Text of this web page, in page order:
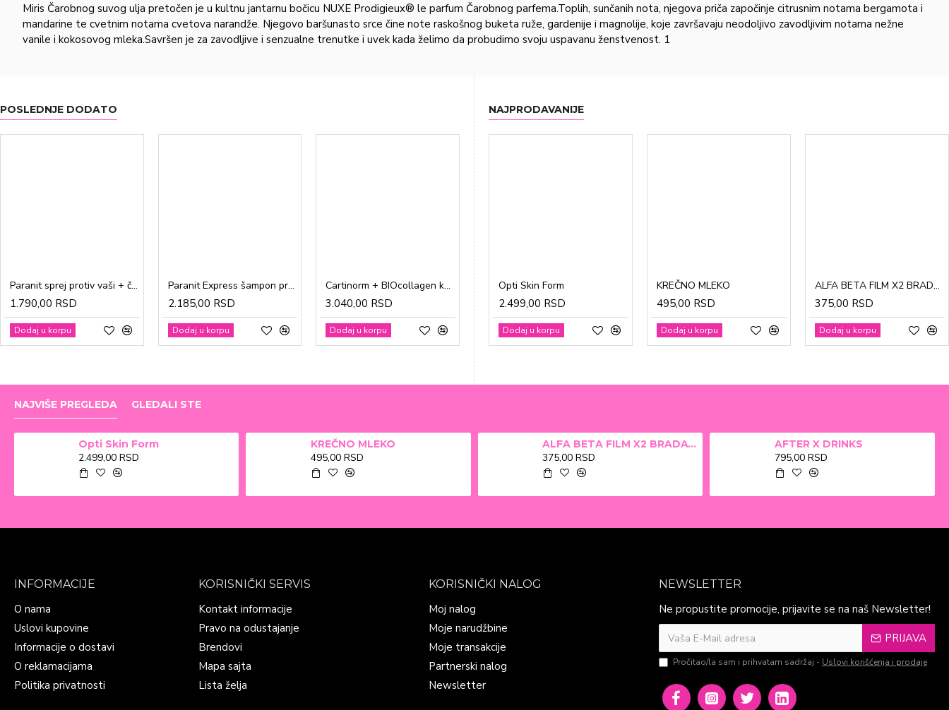
Miris Čarobnog suvog ulja pretočen je u kultnu jantarnu bočicu NUXE Prodigieux® le parfum Čarobnog parfema.Toplih, sunčanih nota, njegova priča započinje citrusnim notama bergamota i
mandarine te cvetnim notama cvetova narandže. Njegovo baršunasto srce čine note raskošnog buketa ruže, gardenije i magnolije, koje završavaju neodoljivo zavodljivim notama nežne
vanile i kokosovog mleka.Savršen je za zavodljive i senzualne trenutke i uvek kada želimo da probudimo svoju uspavanu ženstvenost. 1
POSLEDNJE DODATO
Paranit sprej protiv vaši + češalj 100ml
1.790,00 RSD
Dodaj u korpu
Paranit Express šampon protiv vaši + češalj 200ml
2.185,00 RSD
Dodaj u korpu
Cartinorm + BIOcollagen kesice a20
3.040,00 RSD
Dodaj u korpu
Gravidon A tablete a30
1.865,00 RSD
Dodaj u korpu
CinkDermin pasta 5g
280,00 RSD
Dodaj u korpu
Mustela Cold krema za lice 40ml
1.370,00 RSD
Dodaj u korpu
NAJPRODAVANIJE
Opti Skin Form
2.499,00 RSD
Dodaj u korpu
KREČNO MLEKO
495,00 RSD
Dodaj u korpu
ALFA BETA FILM X2 BRADAVICE, KURJE OKO 15ml
375,00 RSD
Dodaj u korpu
NAJVIŠE PREGLEDA GLEDALI STE
Opti Skin Form
2.499,00 RSD
KREČNO MLEKO
495,00 RSD
ALFA BETA FILM X2 BRADAVICE, KURJE OKO 15ml
375,00 RSD
AFTER X DRINKS
795,00 RSD
INFORMACIJE
O nama
Uslovi kupovine
Informacije o dostavi
O reklamacijama
Politika privatnosti
KORISNIČKI SERVIS
Kontakt informacije
Pravo na odustajanje
Brendovi
Mapa sajta
Lista želja
KORISNIČKI NALOG
Moj nalog
Moje narudžbine
Moje transakcije
Partnerski nalog
Newsletter
NEWSLETTER
Ne propustite promocije, prijavite se na naš Newsletter!
PRIJAVA
Pročitao/la sam i prihvatam sadržaj - Uslovi korišćenja i prodaje